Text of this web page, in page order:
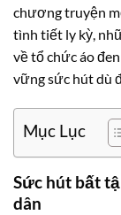
chương truyện
tình tiết ly kỳ,
về tổ chức áo
vững sức hút dù
Mục Lục
Sức hút bất
dân